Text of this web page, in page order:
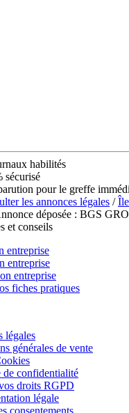
habilités
sécurisé
pour le greffe
les annonces légales /
déposée : BGS
et conseils
entreprise
entreprise
entreprise
fiches pratiques
légales
générales de vente
de confidentialité
droits RGPD
légale
consentements